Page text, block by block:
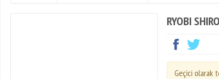
RYOBI
Geçici olarak